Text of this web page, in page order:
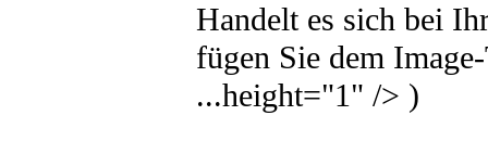
Handelt es sich bei
fügen Sie dem
...height="1" /> )